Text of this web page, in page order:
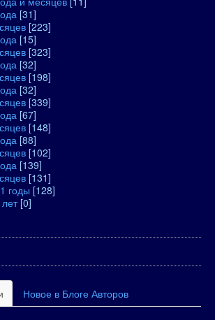
[31]
[223]
[15]
[323]
[32]
[198]
[32]
[339]
[67]
[148]
[88]
[102]
[139]
[131]
годы [128]
[0]
Новое в Блоге Авторов